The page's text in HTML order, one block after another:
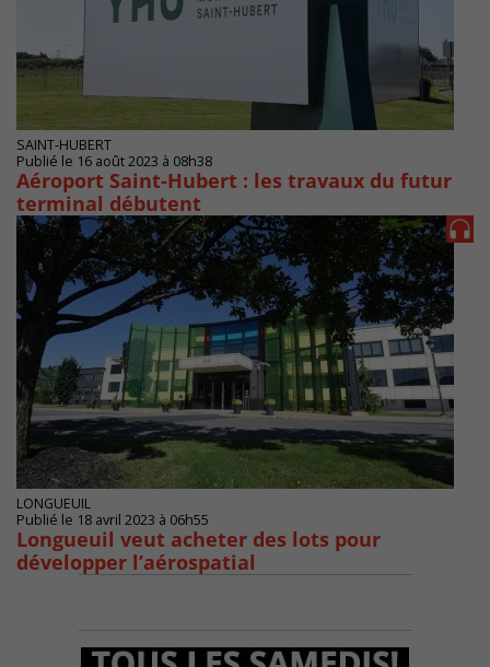
SAINT-HUBERT
Publié le 16 août 2023 à 08h38
Aéroport Saint-Hubert : les travaux du futur
terminal débutent
LONGUEUIL
Publié le 18 avril 2023 à 06h55
Longueuil veut acheter des lots pour
développer l’aérospatial